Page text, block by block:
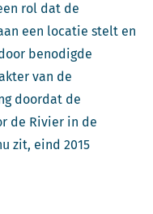
rol dat de
een locatie stelt en
benodigde
van de
doordat de
de Rivier in de
zit, eind 2015